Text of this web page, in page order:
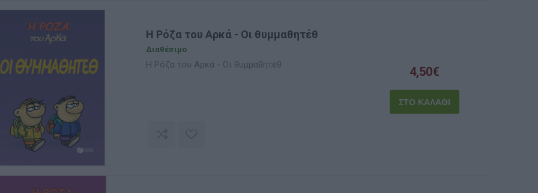
Η Ρόζα του Αρκά - Οι θυμμαθητέθ
Διαθέσιμο
Η Ρόζα του Αρκά - Οι θυμμαθητέθ 4,50€